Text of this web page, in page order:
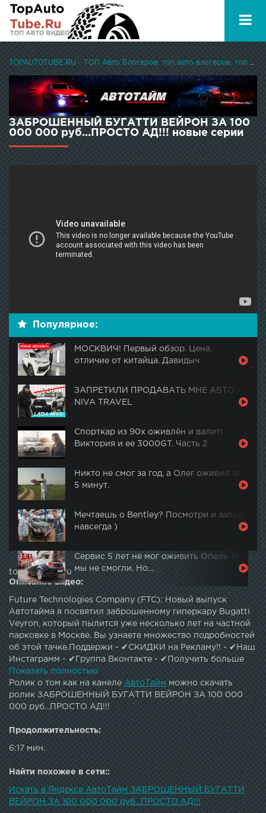
TOPAUTOTUBE.RU - ТОП Авто Блогеров, топ авто влогеров, топ авто ютуберов
ЗАБРОШЕННЫЙ БУГАТТИ ВЕЙРОН ЗА 100
000 000 руб...ПРОСТО АД!!! новые серии
Популярное:
МОСКВИЧ! Первый обзор. Цена,
отличие от китайца. Давидыч
ЗАПРЕТИЛИ ПРОДАВАТЬ МНЕ АВТО -
NIVA TRAVEL
Спорткар из 90х оживлён и валит!
Виктория и ее 3000GT. Часть 2
Никто не смог за год, а Олег оживил за
5 минут.
Мечтаешь о Bentley? Посмотри и забудь
навсегда )
Сервис 5 лет не мог оживить Опель. И
мы не смогли. Но…
topautotube.ru
Описание видео:
Future Technologies Company (FTC): Новый выпуск
Автотайма я посвятил заброшенному гиперкару Bugatti
Veyron, который пылится уже несколько лет на частной
парковке в Москве. Вы узнаете множество подробностей
об этой тачке.Поддержи - ✔СКИДКИ на Рекламу!! - ✔Наш
Инстаграмм - ✔Группа Вконтакте - ✔Получить больше
интересной информации про АВТО! - ✔Наша партнерка
тут - ✔Автор Вконтакте - ✔Новые видео выходят каждый
будний день в по мск!✔Диктор - Авто тайм - лучший авто
канал посвященный развлекательно-познавательным
темам по машинам.Различные рейтинги,обзоры лучших
автомобилей и многое другое!По вопросам рекламы,
сотрудничества - mashor@ip.team
Показать полностью
Ролик о том как на канелеАвтоТаймможно скачать
ролик ЗАБРОШЕННЫЙ БУГАТТИ ВЕЙРОН ЗА 100 000
000 руб...ПРОСТО АД!!!
Продолжительность:
6:17 мин.
Найти похожее в сети::
Искать в Яндексе АвтоТайм ЗАБРОШЕННЫЙ БУГАТТИ
ВЕЙРОН ЗА 100 000 000 руб...ПРОСТО АД!!!